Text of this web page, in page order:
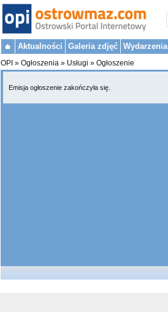
Aktualności Galeria zdjęć Wydarzenia
OPI » Ogłoszenia » Usługi » Ogłoszenie
Emisja ogłoszenie zakończyła się.